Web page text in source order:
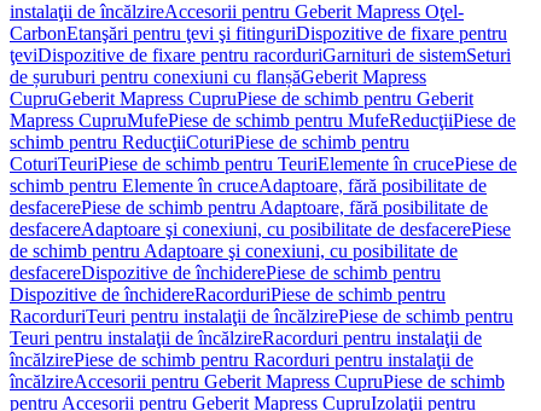
instalaţii de încălzireAccesorii pentru Geberit Mapress Oţel-
CarbonEtanşări pentru ţevi şi fitinguriDispozitive de fixare pentru
ţeviDispozitive de fixare pentru racorduriGarnituri de sistemSeturi
de șuruburi pentru conexiuni cu flanșăGeberit Mapress
CupruGeberit Mapress CupruPiese de schimb pentru Geberit
Mapress CupruMufePiese de schimb pentru MufeReducţiiPiese de
schimb pentru ReducţiiCoturiPiese de schimb pentru
CoturiTeuriPiese de schimb pentru TeuriElemente în crucePiese de
schimb pentru Elemente în cruceAdaptoare, fără posibilitate de
desfacerePiese de schimb pentru Adaptoare, fără posibilitate de
desfacereAdaptoare şi conexiuni, cu posibilitate de desfacerePiese
de schimb pentru Adaptoare şi conexiuni, cu posibilitate de
desfacereDispozitive de închiderePiese de schimb pentru
Dispozitive de închidereRacorduriPiese de schimb pentru
RacorduriTeuri pentru instalaţii de încălzirePiese de schimb pentru
Teuri pentru instalaţii de încălzireRacorduri pentru instalaţii de
încălzirePiese de schimb pentru Racorduri pentru instalaţii de
încălzireAccesorii pentru Geberit Mapress CupruPiese de schimb
pentru Accesorii pentru Geberit Mapress CupruIzolaţii pentru